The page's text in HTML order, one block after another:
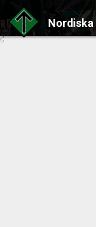
Nordiska